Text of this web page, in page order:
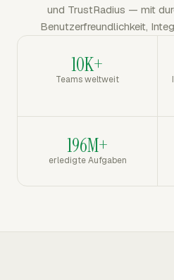
und TrustRadius — mit
Benutzerfreundlichkeit,
10K+
Teams weltweit
196M+
erledigte Aufgaben